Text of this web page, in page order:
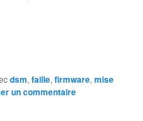
dsm,faille,firmware,mise
un commentaire